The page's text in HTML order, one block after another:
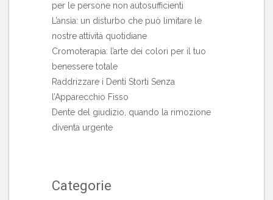
per le persone non autosufficienti
L’ansia: un disturbo che può limitare le
nostre attività quotidiane
Cromoterapia: l’arte dei colori per il tuo
benessere totale
Raddrizzare i Denti Storti Senza
l’Apparecchio Fisso
Dente del giudizio, quando la rimozione
diventa urgente
Categorie